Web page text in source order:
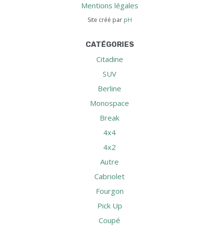
Mentions légales
Site créé par pH
CATÉGORIES
Citadine
SUV
Berline
Monospace
Break
4x4
4x2
Autre
Cabriolet
Fourgon
Pick Up
Coupé